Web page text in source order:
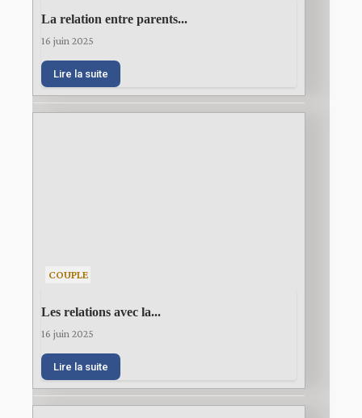
La relation entre parents...
16 juin 2025
Lire la suite
COUPLE
Les relations avec la...
16 juin 2025
Lire la suite